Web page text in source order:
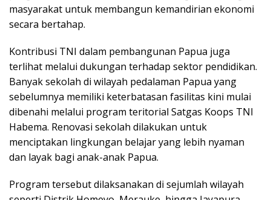
masyarakat untuk membangun kemandirian ekonomi
secara bertahap.
Kontribusi TNI dalam pembangunan Papua juga
terlihat melalui dukungan terhadap sektor pendidikan.
Banyak sekolah di wilayah pedalaman Papua yang
sebelumnya memiliki keterbatasan fasilitas kini mulai
dibenahi melalui program teritorial Satgas Koops TNI
Habema. Renovasi sekolah dilakukan untuk
menciptakan lingkungan belajar yang lebih nyaman
dan layak bagi anak-anak Papua.
Program tersebut dilaksanakan di sejumlah wilayah